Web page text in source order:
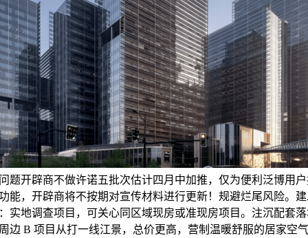
题开辟商不做许诺五批次估计四月中加推，仅为便利泛博用
能，开辟商将不按期对宣传材料进行更新！规避烂尾风险。
实地调查项目，可关心同区域现房或准现房项目。注沉配套
边 B 项目从打一线江景，总价更高，营制温暖舒服的居家空